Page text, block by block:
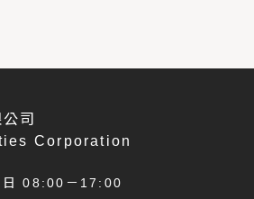
司
Corporation
日 08:00－17:00